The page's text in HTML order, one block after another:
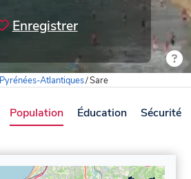
Enregistrer
Pyrénées-Atlantiques/Sare
Population Éducation Sécurité